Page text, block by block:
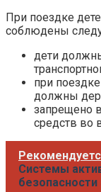
При поездке
соблюдены
дети
при
должны
запрещено
средств во
Системы